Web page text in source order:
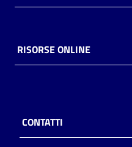
Decentrate
RISORSE ONLINE
CONTATTI